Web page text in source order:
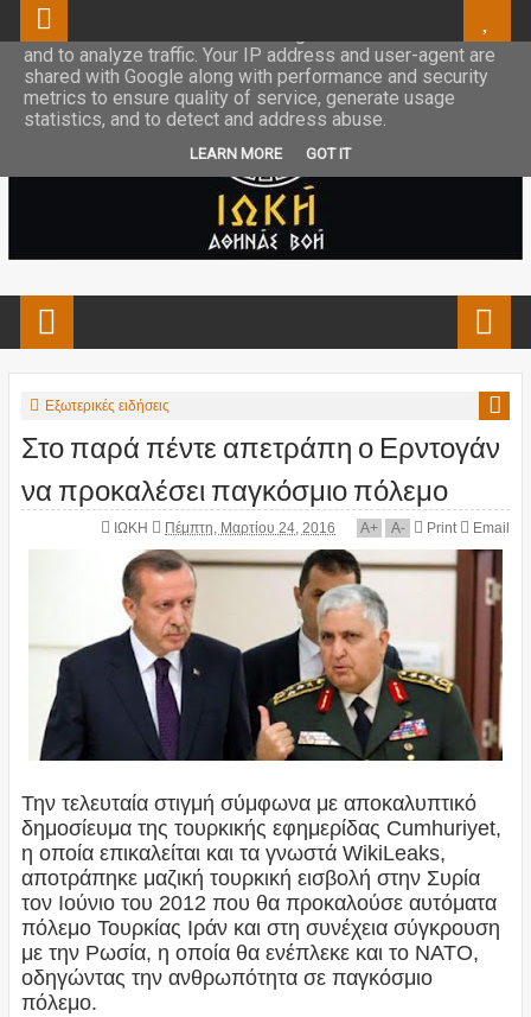
Εξωτερικές ειδήσεις
Στο παρά πέντε απετράπη ο Ερντογάν
να προκαλέσει παγκόσμιο πόλεμο
ΙΩΚΗ Πέμπτη, Μαρτίου 24, 2016 A+ A- Print Email
Την τελευταία στιγμή σύμφωνα με αποκαλυπτικό
δημοσίευμα της τουρκικής εφημερίδας Cumhuriyet,
η οποία επικαλείται και τα γνωστά WikiLeaks,
αποτράπηκε μαζική τουρκική εισβολή στην Συρία
τον Ιούνιο του 2012 που θα προκαλούσε αυτόματα
πόλεμο Τουρκίας Ιράν και στη συνέχεια σύγκρουση
με την Ρωσία, η οποία θα ενέπλεκε και το ΝΑΤΟ,
οδηγώντας την ανθρωπότητα σε παγκόσμιο
πόλεμο.
This site uses cookies from Google to deliver its services
and to analyze traffic. Your IP address and user-agent are
shared with Google along with performance and security
metrics to ensure quality of service, generate usage
statistics, and to detect and address abuse.
LEARN MORE GOT IT